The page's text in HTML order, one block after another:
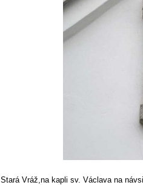
Stará Vráž,na kapli sv. Václava na